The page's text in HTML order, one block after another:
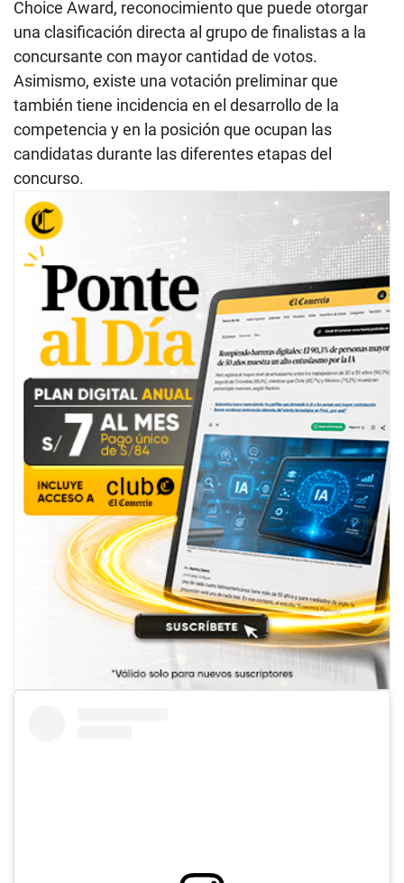
Choice Award, reconocimiento que puede otorgar
una clasificación directa al grupo de finalistas a la
concursante con mayor cantidad de votos.
Asimismo, existe una votación preliminar que
también tiene incidencia en el desarrollo de la
competencia y en la posición que ocupan las
candidatas durante las diferentes etapas del
concurso.